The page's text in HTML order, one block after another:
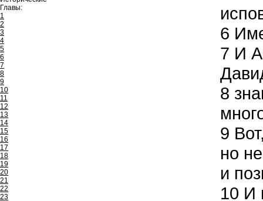
Главы:
1
2
3
4
5
6
7
8
9
10
11
12
13
14
15
16
17
18
19
20
21
22
23
6
7 И
8
9
но
и
10 И